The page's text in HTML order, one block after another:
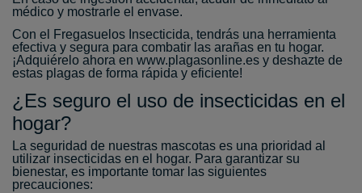
médico y mostrarle el envase.
Con el Fregasuelos Insecticida, tendrás una herramienta
efectiva y segura para combatir las arañas en tu hogar.
¡Adquiérelo ahora en www.plagasonline.es y deshazte de
estas plagas de forma rápida y eficiente!
¿Es seguro el uso de insecticidas en el
hogar?
La seguridad de nuestras mascotas es una prioridad al
utilizar insecticidas en el hogar. Para garantizar su
bienestar, es importante tomar las siguientes
precauciones: